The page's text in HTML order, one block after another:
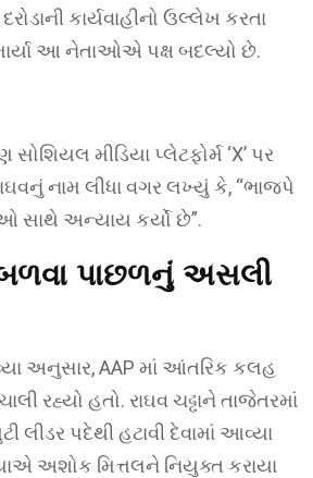
કાર્યવાહીનો ઉલ્લેખ કરતા
આ નેતાઓએ પક્ષ બદલ્યો છે.
મીડિયા પ્લેટફોર્મ ‘X’ પર
નામ લીધા વગર લખ્યું કે, “ભાજપે
સાથે અન્યાય કર્યો છે”.
પાછળનું અસલી
અનુસાર, AAP માં આંતરિક કલહ
રહ્યો હતો. રાઘવ ચઢ્ઢાને તાજેતરમાં
લીડર પદેથી હટાવી દેવામાં આવ્યા
અશોક મિત્તલને નિયુક્ત કરાયા